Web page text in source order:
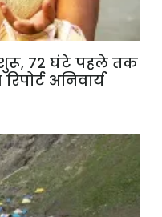
72 घंटे पहले तक
अनिवार्य